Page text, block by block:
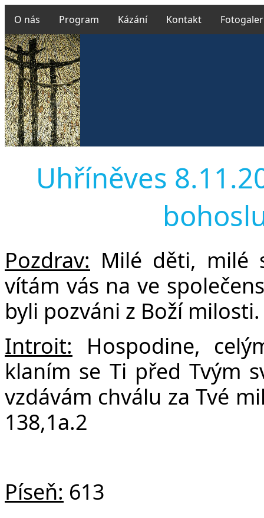
O nás Program Kázání Kontakt
Uhříněves
Pozdrav: Milé děti, milé
vítám vás na ve
byli pozváni z Boží milosti.
Introit: Hospodine,
klaním se Ti před Tvým
vzdávám chválu za Tvé
138,1a.2
Píseň: 613